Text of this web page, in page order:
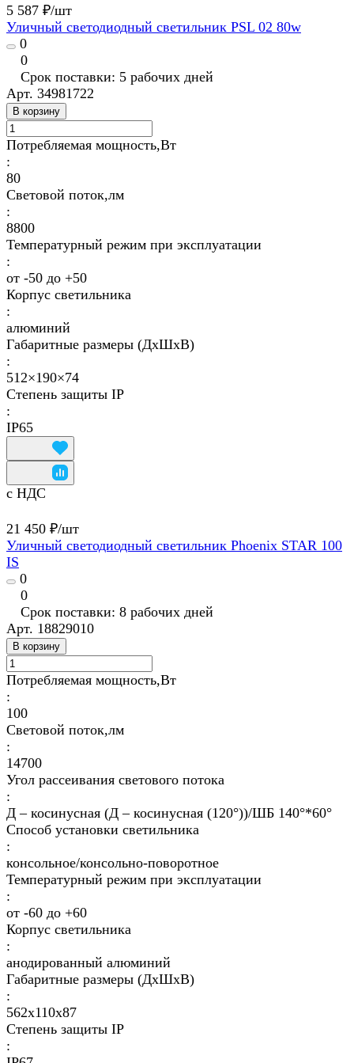
5 587 ₽/шт
Уличный светодиодный светильник PSL 02 80w
0
0
Срок поставки: 5 рабочих дней
Арт. 34981722
В корзину
Потребляемая мощность,Вт
:
80
Световой поток,лм
:
8800
Температурный режим при эксплуатации
:
от -50 до +50
Корпус светильника
:
алюминий
Габаритные размеры (ДхШхВ)
:
512×190×74
Степень защиты IP
:
IP65
с НДС
21 450 ₽/шт
Уличный светодиодный светильник Phoenix STAR 100
IS
0
0
Срок поставки: 8 рабочих дней
Арт. 18829010
В корзину
Потребляемая мощность,Вт
:
100
Световой поток,лм
:
14700
Угол рассеивания светового потока
:
Д – косинусная (Д – косинусная (120°))/ШБ 140°*60°
Способ установки светильника
:
консольное/консольно-поворотное
Температурный режим при эксплуатации
:
от -60 до +60
Корпус светильника
:
анодированный алюминий
Габаритные размеры (ДхШхВ)
:
562х110х87
Степень защиты IP
: